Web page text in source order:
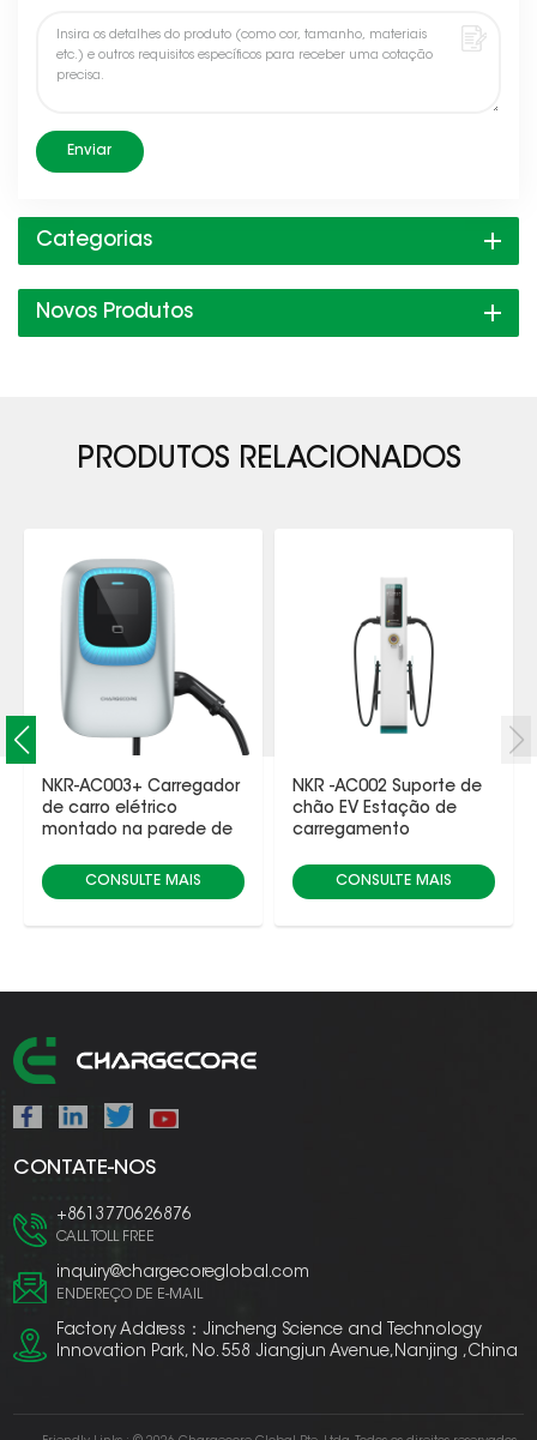
Enviar
Categorias
Novos Produtos
PRODUTOS RELACIONADOS
NKR-AC003+ Carregador
de carro elétrico
montado na parede de
CONSULTE MAIS
NKR -AC002 Suporte de
chão EV Estação de
carregamento
CONSULTE MAIS
CONTATE-NOS
+8613770626876
CALL TOLL FREE
inquiry@chargecoreglobal.com
ENDEREÇO DE E-MAIL
Factory Address：Jincheng Science and Technology
Innovation Park, No. 558 Jiangjun Avenue,Nanjing ,China